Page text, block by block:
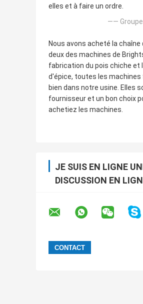
elles et à faire un ordre.
——
Nous avons acheté la
deux des machines de
fabrication du pois chiche et
d'épice, toutes les
bien dans notre usine. Elles
fournisseur et un bon choix
achetiez les machines.
JE SUIS EN LIGNE
DISCUSSION EN